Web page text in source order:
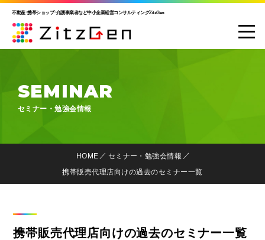
不動産･携帯ショップ･介護事業者など中小企業経営コンサルティングZitzGen
SEMINAR
セミナー・勉強会情報
HOME
セミナー・勉強会情報
携帯販売代理店向けの過去のセミナー一覧
携帯販売代理店向けの過去のセミナー一覧